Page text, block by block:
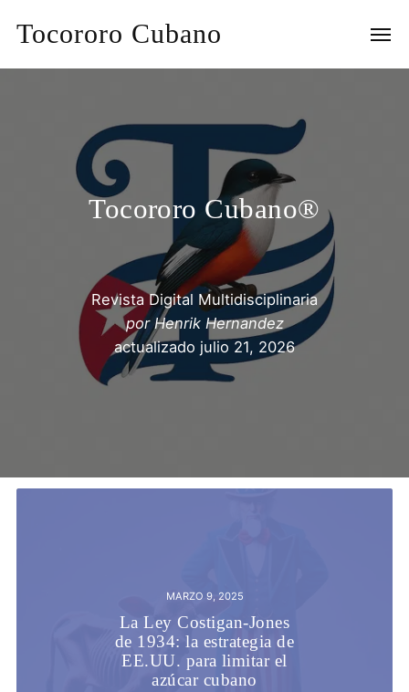
Tocororo Cubano
Tocororo Cubano®
Revista Digital Multidisciplinaria
porHenrik Hernandez
actualizado julio 21, 2026
MARZO 9, 2025
La Ley Costigan-Jones
de 1934: la estrategia de
EE.UU. para limitar el
azúcar cubano